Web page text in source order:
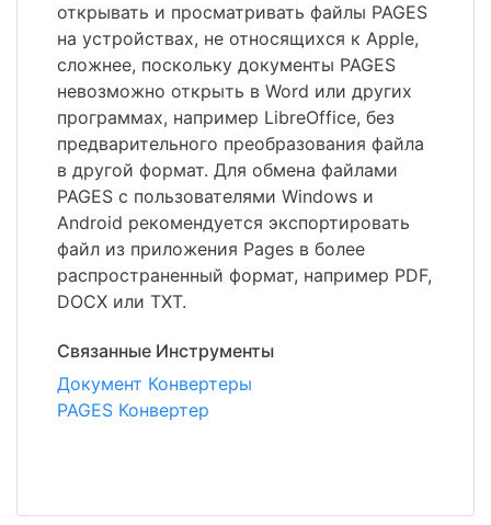
открывать и просматривать файлы PAGES
на устройствах, не относящихся к Apple,
сложнее, поскольку документы PAGES
невозможно открыть в Word или других
программах, например LibreOffice, без
предварительного преобразования файла
в другой формат. Для обмена файлами
PAGES с пользователями Windows и
Android рекомендуется экспортировать
файл из приложения Pages в более
распространенный формат, например PDF,
DOCX или TXT.
Связанные Инструменты
Документ Конвертеры
PAGES Конвертер